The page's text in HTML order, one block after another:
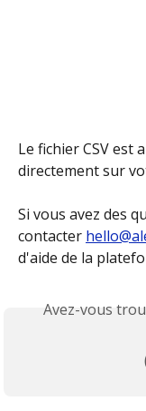
Le fichier CSV est
directement sur
Si vous avez des
contacter
d'aide de la
Avez-vous